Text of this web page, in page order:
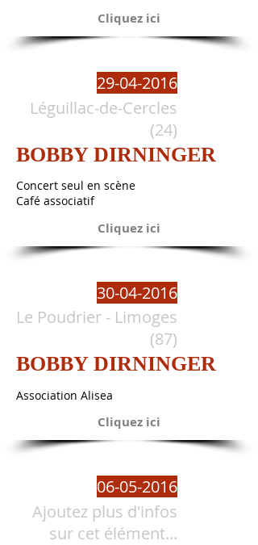
Cliquez ici
29-04-2016
Léguillac-de-Cercles
(24)
BOBBY DIRNINGER
Concert seul en scène
Café associatif
Cliquez ici
30-04-2016
Le Poudrier - Limoges
(87)
BOBBY DIRNINGER
Association Alisea
Cliquez ici
06-05-2016
Ajoutez plus d'infos
sur cet élément...